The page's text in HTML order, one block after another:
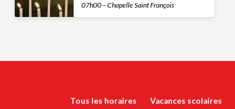
07h00 – Chapelle Saint François
Tous les horaires Vacances scolaires